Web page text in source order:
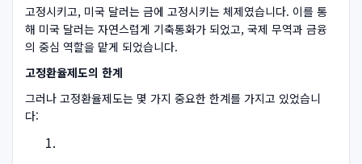
고정시키고, 미국 달러는 금에 고정시키는 체제였습니다. 이를 통
해 미국 달러는 자연스럽게 기축통화가 되었고, 국제 무역과 금융
의 중심 역할을 맡게 되었습니다.
고정환율제도의 한계
그러나 고정환율제도는 몇 가지 중요한 한계를 가지고 있었습니
다: